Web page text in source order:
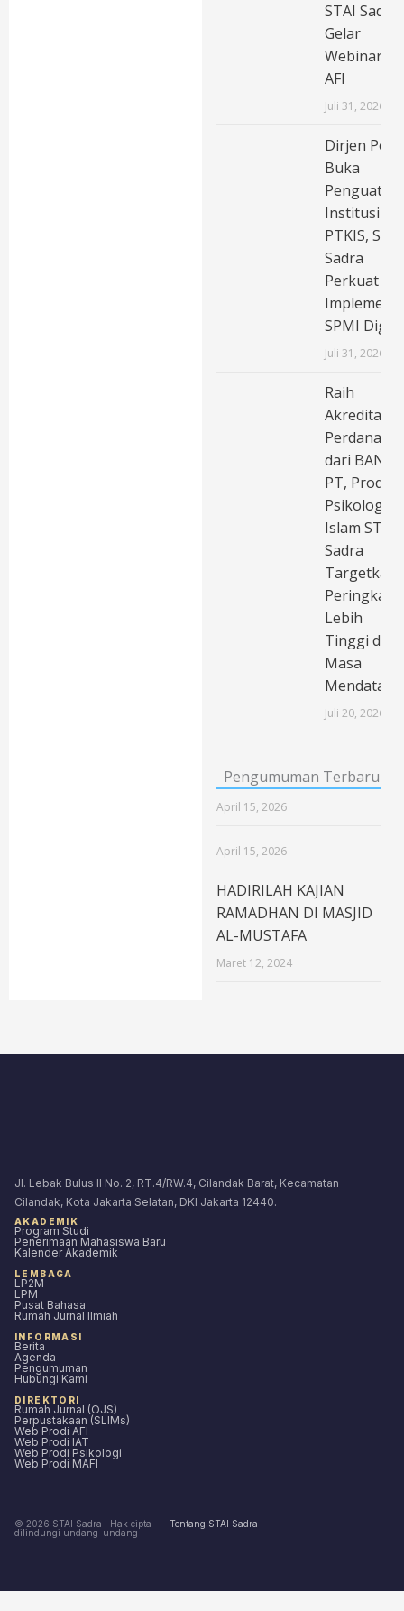
STAI Sadra
Gelar
Webinar
AFI
Juli 31, 2026
Dirjen
Buka
Penguatan
Institusi
PTKIS, STAI
Sadra
Perkuat
SPMI
Juli 31, 2026
Raih
Akreditasi
Perdana
dari BAN-
PT, Prodi
Psikologi
Islam STAI
Sadra
Targetkan
Peringkat
Lebih
Tinggi di
Masa
Mendatang
Juli 20, 2026
Pengumuman Terbaru
April 15, 2026
April 15, 2026
HADIRILAH KAJIAN
RAMADHAN DI MASJID
AL-MUSTAFA
Maret 12, 2024
Jl. Lebak Bulus II No. 2, RT.4/RW.4, Cilandak Barat, Kecamatan
Cilandak, Kota Jakarta Selatan, DKI Jakarta 12440.
AKADEMIK
Program Studi
Penerimaan Mahasiswa Baru
Kalender Akademik
LEMBAGA
LP2M
LPM
Pusat Bahasa
Rumah Jurnal Ilmiah
INFORMASI
Berita
Agenda
Pengumuman
Hubungi Kami
DIREKTORI
Rumah Jurnal (OJS)
Perpustakaan (SLIMs)
Web Prodi AFI
Web Prodi IAT
Web Prodi Psikologi
Web Prodi MAFI
© 2026 STAI Sadra · Hak cipta
dilindungi undang-undang
Tentang STAI Sadra